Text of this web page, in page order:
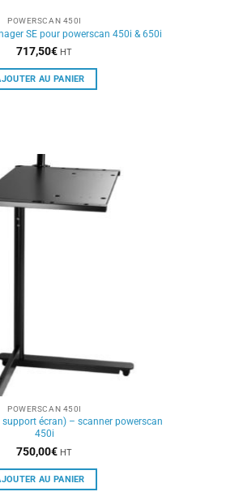
POWERSCAN 450I
SE pour powerscan 450i & 650i
717,50€ HT
AU PANIER
POWERSCAN 450I
écran) – scanner powerscan
450i
750,00€ HT
AU PANIER